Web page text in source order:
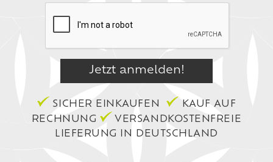
SICHER EINKAUFEN
KAUF AUF
RECHNUNG
VERSANDKOSTENFREIE
LIEFERUNG IN DEUTSCHLAND